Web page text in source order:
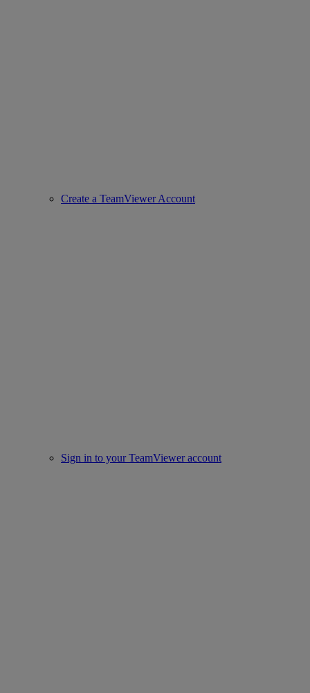
Create a TeamViewer Account
Sign in to your TeamViewer account